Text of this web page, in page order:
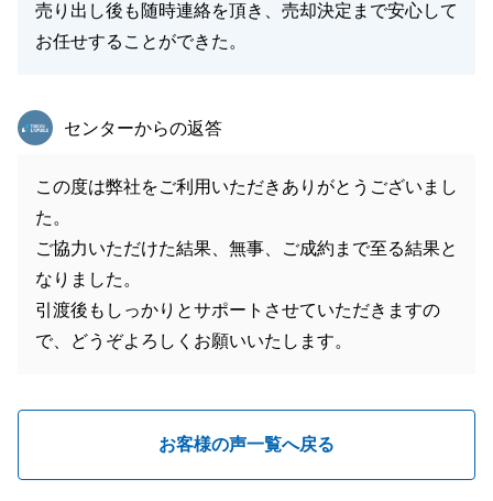
売り出し後も随時連絡を頂き、売却決定まで安心して
お任せすることができた。
東急リバブル
センターからの返答
この度は弊社をご利用いただきありがとうございまし
た。
ご協力いただけた結果、無事、ご成約まで至る結果と
なりました。
引渡後もしっかりとサポートさせていただきますの
で、どうぞよろしくお願いいたします。
お客様の声一覧へ戻る